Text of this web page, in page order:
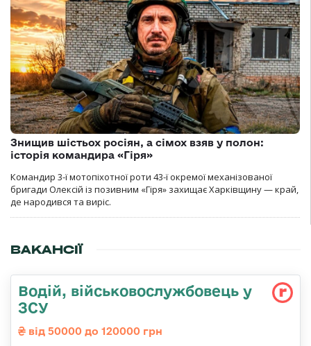
Знищив шістьох росіян, а сімох взяв у полон:
історія командира «Гіря»
Командир 3-ї мотопіхотної роти 43-ї окремої механізованої
бригади Олексій із позивним «Гіря» захищає Харківщину — край,
де народився та виріс.
ВАКАНСІЇ
Водій, військовослужбовець у
ЗСУ
від 50000 до 120000 грн